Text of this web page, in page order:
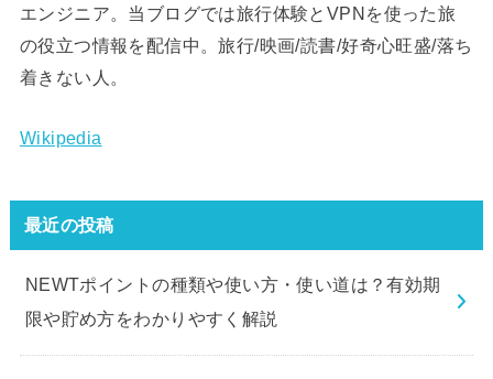
エンジニア。当ブログでは旅行体験とVPNを使った旅
の役立つ情報を配信中。旅行/映画/読書/好奇心旺盛/落ち
着きない人。
Wikipedia
最近の投稿
NEWTポイントの種類や使い方・使い道は？有効期
限や貯め方をわかりやすく解説